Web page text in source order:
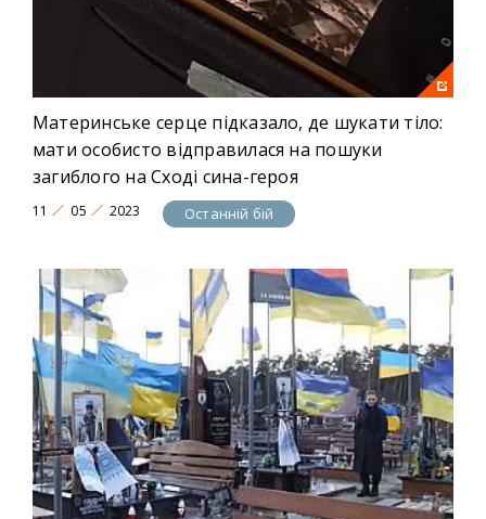
Материнське серце підказало, де шукати тіло:
мати особисто відправилася на пошуки
загиблого на Сході сина-героя
11 05 2023 Останній бій